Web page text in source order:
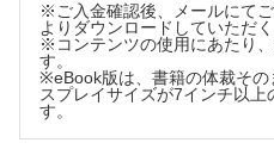
WISC-Ⅳとその使い方 （瀬尾
5歳児健診 （関 あゆみ）
4章 患者の会
JDDネット （田中康雄）
※ご入金確認後、メールにて
よりダウンロードしていただ
※コンテンツの使用にあたり
す。
※eBook版は、書籍の体裁その
スプレイサイズが7インチ以上
す。